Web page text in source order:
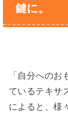
鍵に。
「自分への
ているテキサ
によると、様